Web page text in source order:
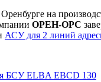
на
ОРЕН-ОРС
АСУ для 2 линий
БСУ ELBA EBCD 130